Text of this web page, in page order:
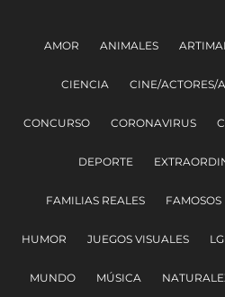
AMOR ANIMALES
CIENCIA CINE/ACTORES/
CONCURSO CORONAVIRUS
DEPORTE
FAMILIAS REALES FAMOSOS
HUMOR JUEGOS VISUALES
MUNDO MÚSICA